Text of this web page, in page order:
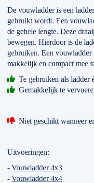
De vouwladder is een
gebruikt wordt. Een
de gehele lengte. Deze
bewegen. Hierdoor is de
gebruiken. Een
makkelijk en compact mee
Te gebruiken als ladder
Gemakkelijk te
Niet geschikt wanneer
Uitvoeringen:
- Vouwladder 4x3
- Vouwladder 4x4